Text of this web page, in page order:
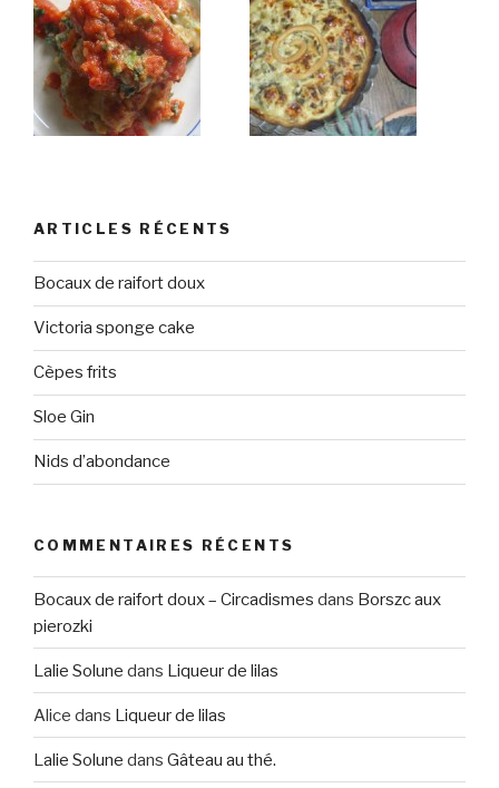
ARTICLES RÉCENTS
Bocaux de raifort doux
Victoria sponge cake
Cèpes frits
Sloe Gin
Nids d’abondance
COMMENTAIRES RÉCENTS
Bocaux de raifort doux – Circadismes dans Borszc aux
pierozki
Lalie Solune dans Liqueur de lilas
Alice dans Liqueur de lilas
Lalie Solune dans Gâteau au thé.